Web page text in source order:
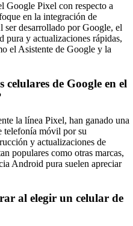
Google Pixel con respecto a
en la integración de
desarrollado por Google, el
pura y actualizaciones rápidas,
el Asistente de Google y la
celulares de Google en el
la línea Pixel, han ganado una
telefonía móvil por su
y actualizaciones de
populares como otras marcas,
Android pura suelen apreciar
al elegir un celular de